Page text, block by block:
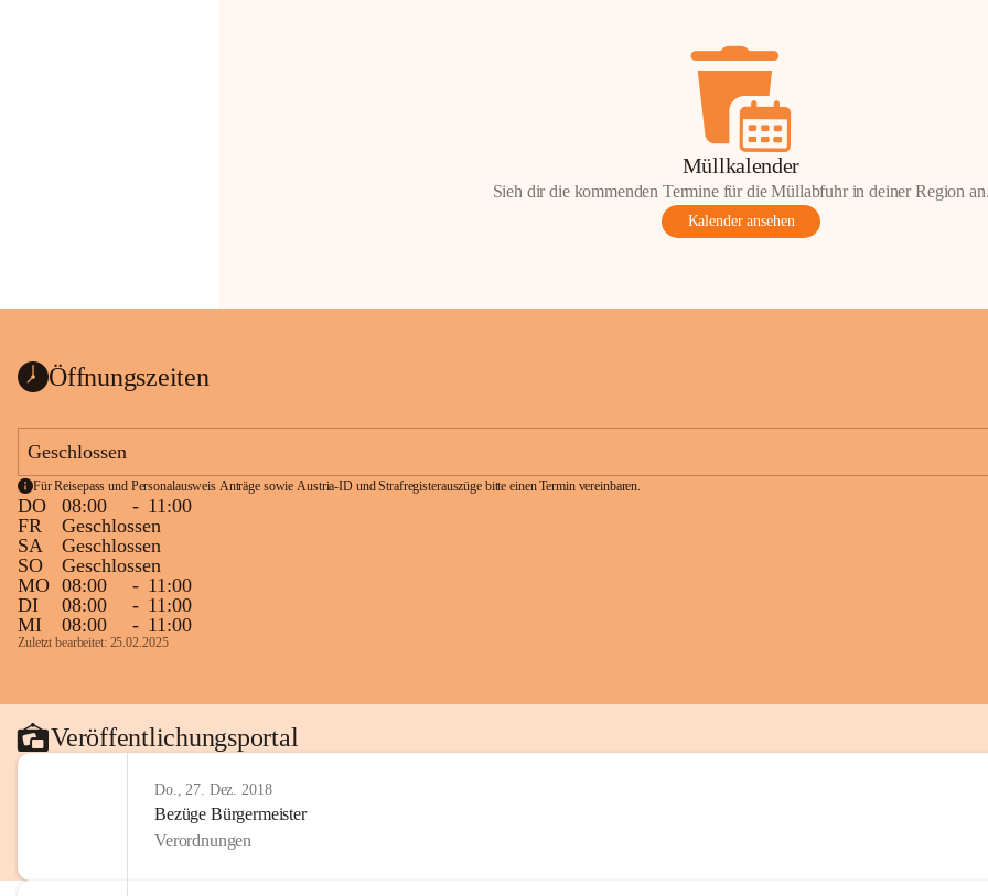
Müllkalender
Sieh dir die kommenden Termine für die Müllabfuhr in deiner Region
Kalender ansehen
Öffnungszeiten
Geschlossen
Für Reisepass und Personalausweis Anträge sowie Austria-ID und Strafregisterauszüge bitte einen Termin vereinbaren.
DO 08:00 - 11:00
FR
Geschlossen
SA
Geschlossen
SO
Geschlossen
MO 08:00 - 11:00
DI
08:00 - 11:00
MI
08:00 - 11:00
Zuletzt bearbeitet: 25.02.2025
Veröffentlichungsportal
Do., 27. Dez. 2018
Bezüge Bürgermeister
Verordnungen